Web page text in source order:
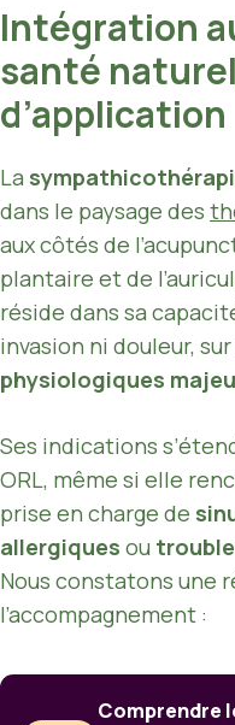
Intégration
santé
d’application
La
dans le paysage des
aux côtés de
plantaire et de
réside dans sa
invasion ni douleur,
physiologiques
Ses indications
ORL, même si elle
prise en charge de
allergiques ou
Nous constatons une
l’accompagnement :
Comprendre